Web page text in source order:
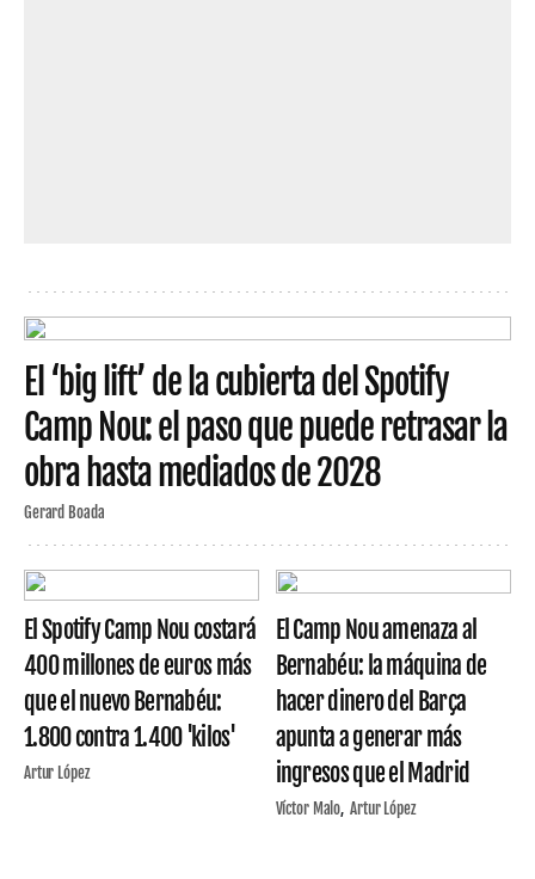
El ‘big lift’ de la cubierta del Spotify
Camp Nou: el paso que puede retrasar la
obra hasta mediados de 2028
Gerard Boada
El Spotify Camp Nou costará
400 millones de euros más
que el nuevo Bernabéu:
1.800 contra 1.400 'kilos'
Artur López
El Camp Nou amenaza al
Bernabéu: la máquina de
hacer dinero del Barça
apunta a generar más
ingresos que el Madrid
Víctor Malo Artur López